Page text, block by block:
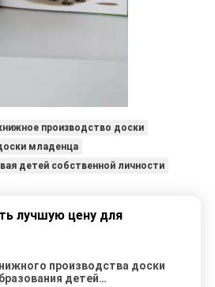
производство доски
младенца
детей собственной личности
лучшую цену для
производства доски
детей